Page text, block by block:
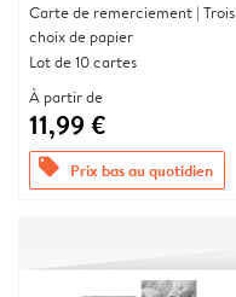
Carte de remerciement | Trois
choix de papier
Lot de 10 cartes
À partir de
11,99 €
offers Prix bas au quotidien